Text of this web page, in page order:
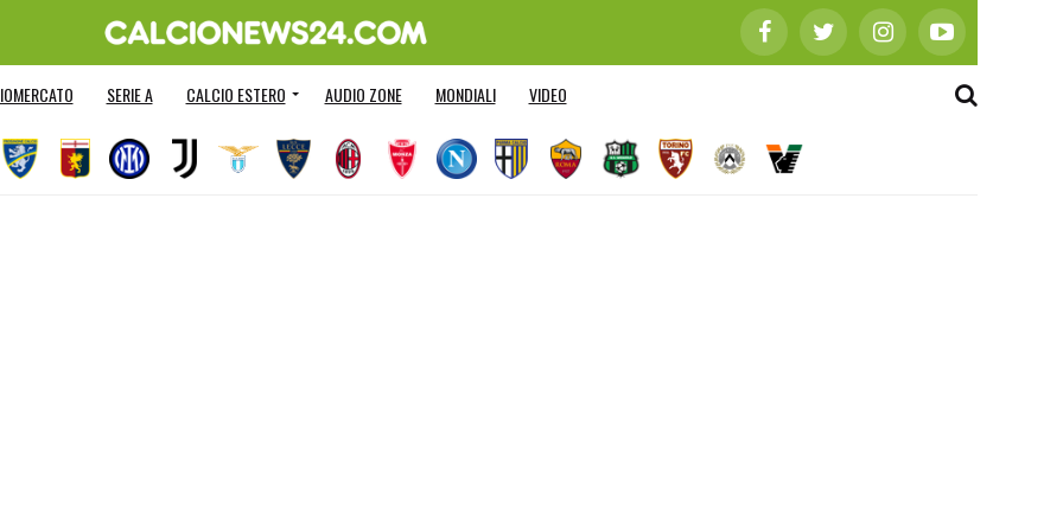
SERIE A CALCIO ESTERO AUDIO ZONE MONDIALI VIDEO